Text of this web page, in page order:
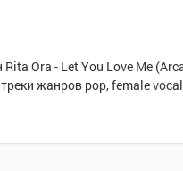
Ora - Let You Love Me
жанров pop, female